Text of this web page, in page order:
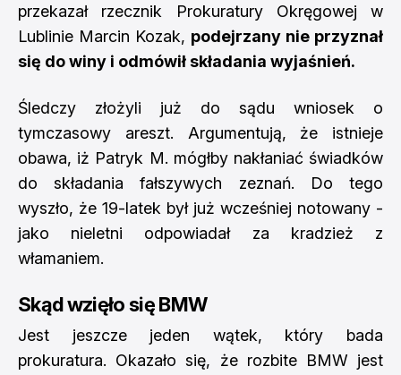
przekazał rzecznik Prokuratury Okręgowej w
Lublinie Marcin Kozak, podejrzany nie przyznał
się do winy i odmówił składania wyjaśnień.
Śledczy złożyli już do sądu wniosek o
tymczasowy areszt. Argumentują, że istnieje
obawa, iż Patryk M. mógłby nakłaniać świadków
do składania fałszywych zeznań. Do tego
wyszło, że 19-latek był już wcześniej notowany -
jako nieletni odpowiadał za kradzież z
włamaniem.
Skąd wzięło się BMW
Jest jeszcze jeden wątek, który bada
prokuratura. Okazało się, że rozbite BMW jest